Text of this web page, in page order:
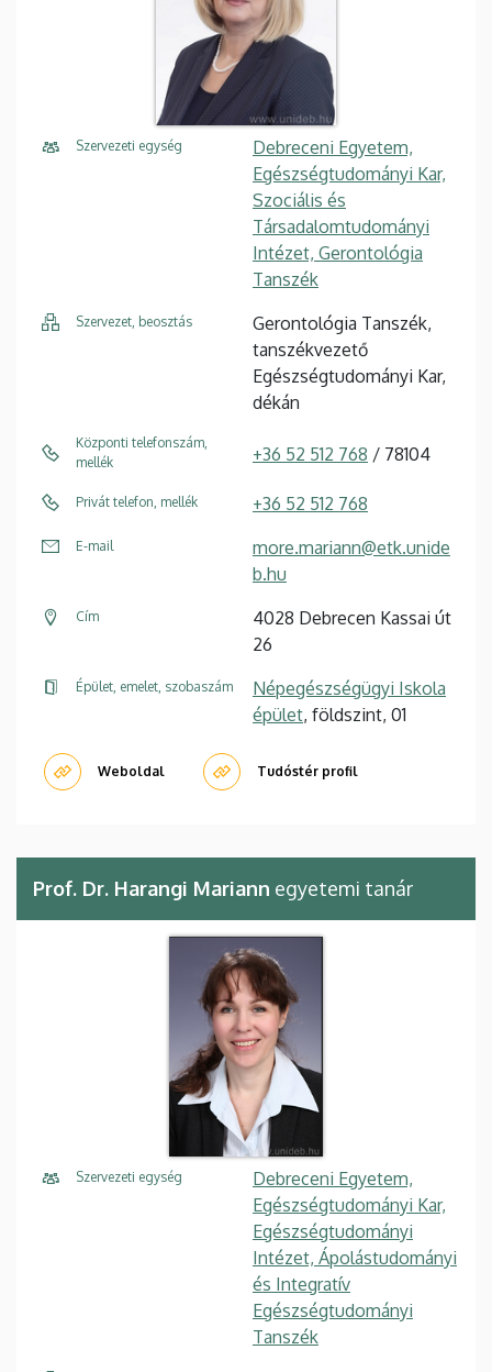
Szervezeti egység
Debreceni Egyetem,
Egészségtudományi Kar,
Szociális és
Társadalomtudományi
Intézet, Gerontológia
Tanszék
Szervezet, beosztás
Gerontológia Tanszék,
tanszékvezető
Egészségtudományi Kar,
dékán
Központi telefonszám,
mellék
+36 52 512 768 / 78104
Privát telefon, mellék +36 52 512 768
E-mail
more.mariann@etk.unide
b.hu
Cím
4028 Debrecen Kassai út
26
Épület, emelet, szobaszám
Népegészségügyi Iskola
épület, földszint, 01
Weboldal Tudóstér profil
Prof. Dr. Harangi Mariann egyetemi tanár
Szervezeti egység
Debreceni Egyetem,
Egészségtudományi Kar,
Egészségtudományi
Intézet, Ápolástudományi
és Integratív
Egészségtudományi
Tanszék